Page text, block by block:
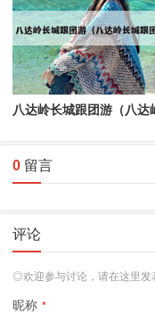
0 留言
评论
◎欢迎参与讨论，请在这里发
昵称 *